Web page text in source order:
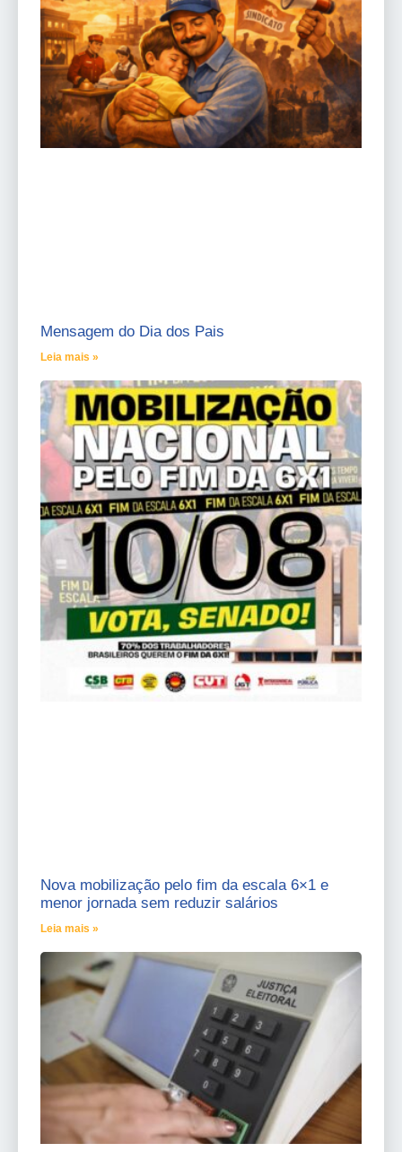
Mensagem do Dia dos Pais
Leia mais »
Nova mobilização pelo fim da escala 6×1 e
menor jornada sem reduzir salários
Leia mais »